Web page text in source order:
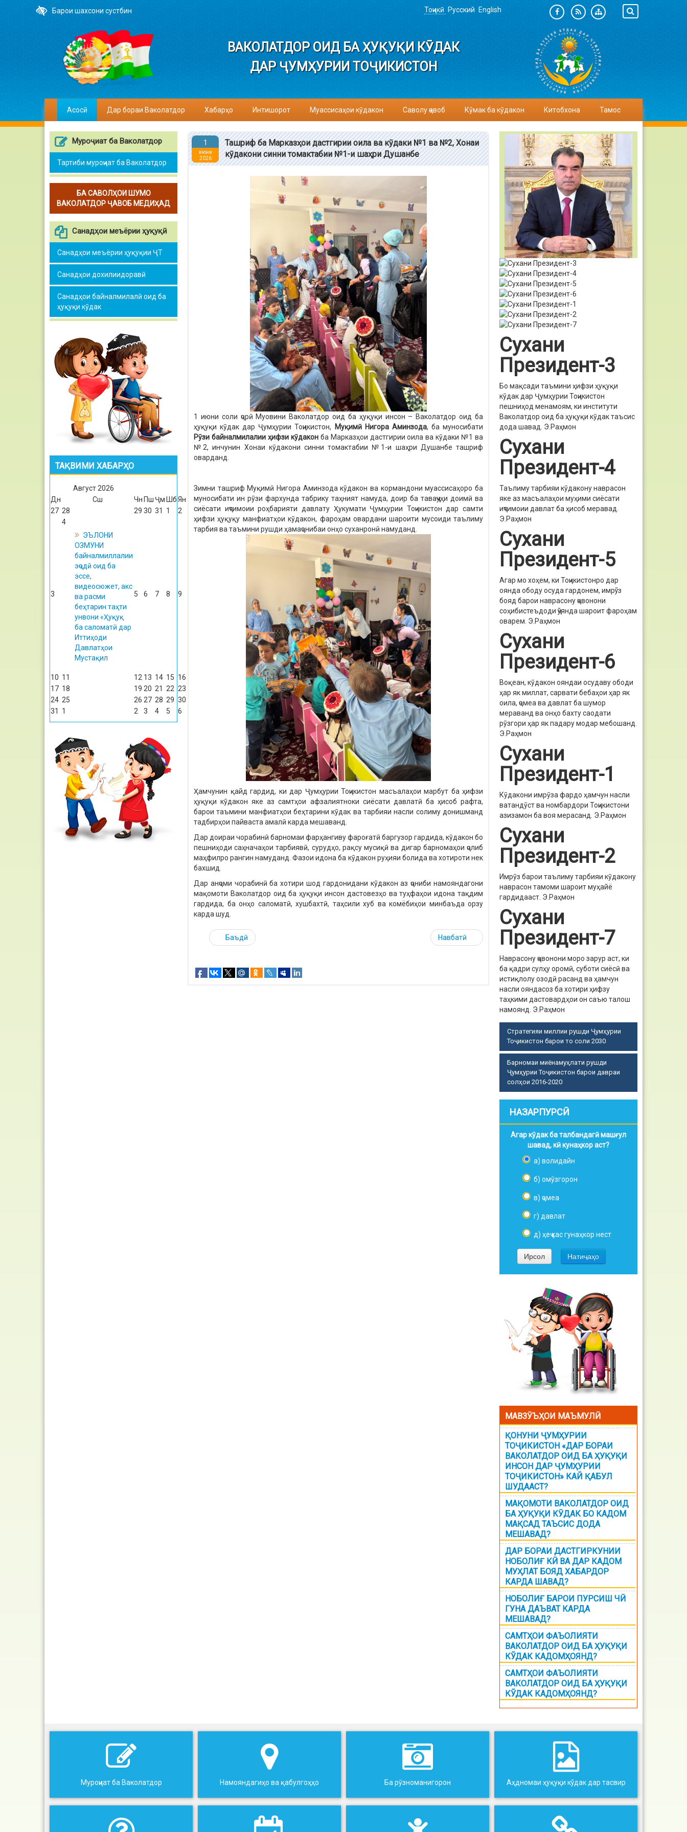
Барои шахсони сустбин Тоҷикӣ Русский English
ВАКОЛАТДОР ОИД БА ҲУҚУҚИ КӮДАК
ДАР ҶУМҲУРИИ ТОҶИКИСТОН
Асосӣ Дар бораи Ваколатдор Хабарҳо Интишорот Муассисаҳои кӯдакон Саволу ҷавоб Кӯмак ба кӯдакон Китобхона Тамос
Муроҷиат ба Ваколатдор
Тартиби муроҷиат ба Ваколатдор
БА САВОЛҲОИ ШУМО
ВАКОЛАТДОР ҶАВОБ МЕДИҲАД
Санадҳои меъёрии ҳуқуқӣ
Санадҳои меъёрии ҳуқуқии ҶТ
Санадҳои дохилиидоравӣ
Санадҳои байналмилалӣ оид ба
ҳуқуқи кӯдак
ТАҚВИМИ ХАБАРҲО
Август 2026
Дн
Сш Чн Пш Ҷм ШбЯн
27 28 29 30 31 1 2
3
4
ЭЪЛОНИ
ОЗМУНИ
байналмиллалии
эҷодӣ оид ба
эссе,
видеосюжет, акс
ва расми
беҳтарин таҳти
унвони «Ҳуқуқ
ба саломатӣ дар
Иттиҳоди
Давлатҳои
Мустақил
5 6 7 8 9
10 11 12 13 14 15 16
17 18 19 20 21 22 23
24 25 26 27 28 29 30
31
1 2 3 4 5 6
1
июни
2026
Ташриф ба Марказҳои дастгирии оила ва кӯдаки №1 ва №2, Хонаи
кӯдакони синни томактабии №1-и шаҳри Душанбе
1 июни соли ҷорӣ Муовини Ваколатдор оид ба ҳуқуқи инсон – Ваколатдор оид ба
ҳуқуқи кӯдак дар Ҷумҳурии Тоҷикистон,
Муқимӣ Нигора Аминзода, ба муносибати
Рӯзи байналмилалииҳифзи кӯдаконба Марказҳои дастгирии оила ва кӯдаки №1 ва
№2, инчунин Хонаи кӯдакони синни томактабии №1-и шаҳри Душанбе ташриф
оварданд.
Зимни ташриф Муқимӣ Нигора Аминзода кӯдакон ва кормандони муассисаҳоро ба
муносибати ин рӯзи фархунда табрику таҳният намуда, доир ба таваҷҷуҳи доимӣ ва
сиёсати иҷтимоии роҳбарияти давлату Ҳукумати Ҷумҳурии Тоҷикистон дар самти
ҳифзи ҳуқуқу манфиатҳои кӯдакон, фароҳам овардани шароити мусоиди таълиму
тарбия ва таъмини рушди ҳамаҷонибаи онҳо суханронӣ намуданд.
Ҳамчунин қайд гардид, ки дар Ҷумҳурии Тоҷикистон масъалаҳои марбут ба ҳифзи
ҳуқуқи кӯдакон яке аз самтҳои афзалиятноки сиёсати давлатӣ ба ҳисоб рафта,
барои таъмини манфиатҳои беҳтарини кӯдак ва тарбияи насли солиму донишманд
тадбирҳои пайваста амалӣ карда мешаванд.
Дар доираи чорабинӣ барномаи фарҳангиву фароғатӣ баргузор гардида, кӯдакон бо
пешниҳоди саҳначаҳои тарбиявӣ, сурудҳо, рақсу мусиқӣ ва дигар барномаҳои ҷолиб
маҳфилро рангин намуданд. Фазои идона ба кӯдакон руҳияи болида ва хотироти нек
бахшид.
Дар анҷоми чорабинӣ ба хотири шод гардонидани кӯдакон аз ҷониби намояндагони
мақомоти Ваколатдор оид ба ҳуқуқи инсон дастовезҳо ва туҳфаҳои идона тақдим
гардида, ба онҳо саломатӣ, хушбахтӣ, таҳсили хуб ва комёбиҳои минбаъда орзу
карда шуд.
Баъдӣ Навбатӣ
Сухани
Президент-3
Бо мақсади таъмини ҳифзи ҳуқуқи
кӯдак дар Ҷумҳурии Тоҷикистон
пешниҳод менамоям, ки институти
Ваколатдор оид ба ҳуқуқи кӯдак таъсис
дода шавад. Э.Раҳмон
Сухани
Президент-4
Таълиму тарбияи кӯдакону наврасон
яке аз масъалаҳои муҳими сиёсати
иҷтимоии давлат ба ҳисоб меравад.
Э.Раҳмон
Сухани
Президент-5
Агар мо хоҳем, ки Тоҷикистонро дар
оянда ободу осуда гардонем, имрўз
бояд барои наврасону ҷавонони
соҳибистеъдоди ҷўянда шароит фароҳам
оварем. Э.Раҳмон
Сухани
Президент-6
Воқеан, кӯдакон ояндаи осудаву ободи
ҳар як миллат, сарвати бебаҳои ҳар як
оила, ҷомеа ва давлат ба шумор
мераванд ва онҳо бахту саодати
рӯзгори ҳар як падару модар мебошанд.
Э.Раҳмон
Сухани
Президент-1
Кӯдакони имрӯза фардо ҳамчун насли
ватандӯст ва номбардори Тоҷикистони
азизамон ба воя мерасанд. Э.Раҳмон
Сухани
Президент-2
Имрӯз барои таълиму тарбияи кӯдакону
наврасон тамоми шароит муҳайё
гардидааст. Э.Раҳмон
Сухани
Президент-7
Наврасону ҷавонони моро зарур аст, ки
ба қадри сулҳу оромӣ, суботи сиёсӣ ва
истиқлолу озодӣ расанд ва ҳамчун
насли ояндасоз ба хотири ҳифзу
таҳкими дастовардҳои он саъю талош
намоянд. Э.Раҳмон
Стратегияи миллии рушди Ҷумҳурии
Тоҷикистон барои то соли 2030
Барномаи миёнамуҳлати рушди
Ҷумҳурии Тоҷикистон барои давраи
солҳои 2016-2020
НАЗАРПУРСӢ
Агар кӯдак ба талбандагӣ машғул
шавад, кӣ кунаҳкор аст?
а) волидайн
б) омӯзгорон
в) ҷомеа
г) давлат
д) ҳеҷ кас гунаҳкор нест
МАВЗӮЪҲОИ МАЪМУЛӢ
ҚОНУНИ ҶУМҲУРИИ
ТОҶИКИСТОН «ДАР БОРАИ
ВАКОЛАТДОР ОИД БА ҲУҚУҚИ
ИНСОН ДАР ҶУМҲУРИИ
ТОҶИКИСТОН» КАЙ ҚАБУЛ
ШУДААСТ?
МАҚОМОТИ ВАКОЛАТДОР ОИД
БА ҲУҚУҚИ КӮДАК БО КАДОМ
МАҚСАД ТАЪСИС ДОДА
МЕШАВАД?
ДАР БОРАИ ДАСТГИРКУНИИ
НОБОЛИҒ КӢ ВА ДАР КАДОМ
МУҲЛАТ БОЯД ХАБАРДОР
КАРДА ШАВАД?
НОБОЛИҒ БАРОИ ПУРСИШ ЧӢ
ГУНА ДАЪВАТ КАРДА
МЕШАВАД?
САМТҲОИ ФАЪОЛИЯТИ
ВАКОЛАТДОР ОИД БА ҲУҚУҚИ
КЎДАК КАДОМҲОЯНД?
САМТҲОИ ФАЪОЛИЯТИ
ВАКОЛАТДОР ОИД БА ҲУҚУҚИ
КЎДАК КАДОМҲОЯНД?
Муроҷиат ба Ваколатдор Намояндагиҳо ва қабулгоҳҳо Ба рӯзноманигорон Аҳдномаи ҳуқуқи кўдак дар тасвир